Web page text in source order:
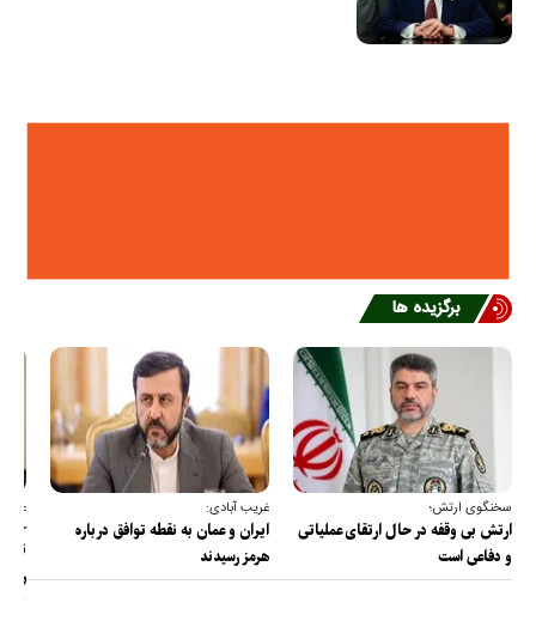
برگزیده ها
سخنگوی ارتش؛
ارتش بی وقفه در حال ارتقای عملیاتی
و دفاعی است
غریب آبادی:
ایران و عمان به نقطه توافق درباره
هرمز رسیدند
عضو
را